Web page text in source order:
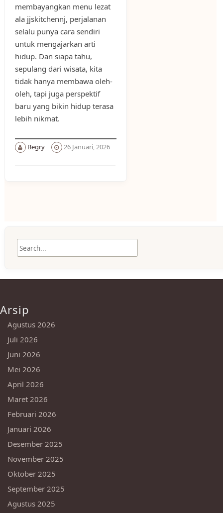
membayangkan menu lezat
ala jjskitchennj, perjalanan
selalu punya cara sendiri
untuk mengajarkan arti
hidup. Dan siapa tahu,
sepulang dari wisata, kita
tidak hanya membawa oleh-
oleh, tapi juga perspektif
baru yang bikin hidup terasa
lebih nikmat.
Begry 26 Januari, 2026
Arsip
Agustus 2026
Juli 2026
Juni 2026
Mei 2026
April 2026
Maret 2026
Februari 2026
Januari 2026
Desember 2025
November 2025
Oktober 2025
September 2025
Agustus 2025